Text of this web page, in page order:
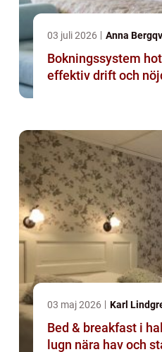
03 juli 2026 Anna
Bokningssystem hotell
effektiv drift och
03 maj 2026 Karl
Bed & breakfast i
lugn nära hav och